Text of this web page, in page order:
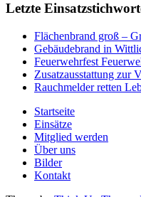
Letzte
Flächenbrand groß –
Gebäudebrand in
Feuerwehrfest
Zusatzausstattung zur
Rauchmelder retten
Startseite
Einsätze
Mitglied werden
Über uns
Bilder
Kontakt